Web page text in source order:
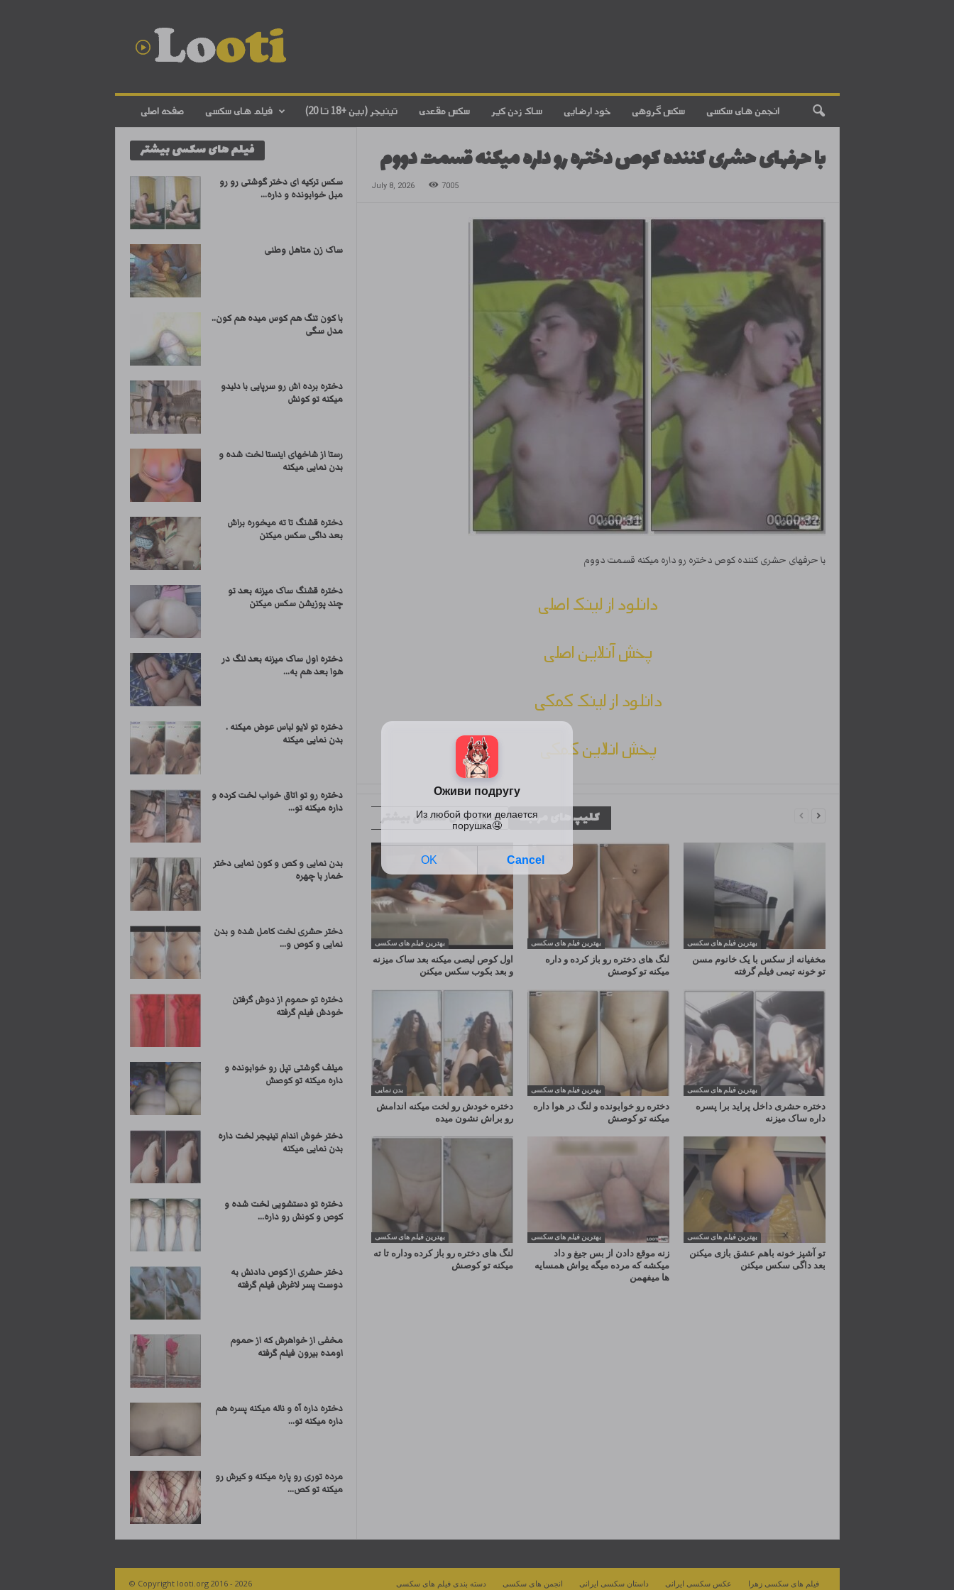
صفحه اصلی فیلم های سکسی تینیجر (بین +18 تا 20) سکس مقعدی ساک زدن کیر خود ارضایی سکس گروهی انجمن های سکسی
با حرفهای حشری کننده کوص دختره رو داره میکنه قسمت دووم
July 8, 2026 7005
با حرفهای حشری کننده کوص دختره رو داره میکنه قسمت دووم
دانلود از لینک اصلی
پخش آنلاین اصلی
دانلود از لینک کمکی
پخش انلاین کمکی
کلیپ های مرتبط کلیپ های سکسی بیشتر
بهترین فیلم های سکسی
اول کوص لیصی میکنه بعد ساک میزنه
و بعد بکوب سکس میکنن
بهترین فیلم های سکسی
لنگ های دختره رو باز کرده و داره
میکنه تو کوصش
بهترین فیلم های سکسی
مخفیانه از سکس با یک خانوم مسن
تو خونه تیمی فیلم گرفته
بدن نمایی
دختره خودش رو لخت میکنه اندامش
رو براش نشون میده
بهترین فیلم های سکسی
دختره رو خوابونده و لنگ در هوا داره
میکنه تو کوصش
بهترین فیلم های سکسی
دختره حشری داخل پراید برا پسره
داره ساک میزنه
بهترین فیلم های سکسی
لنگ های دختره رو باز کرده وداره تا ته
میکنه تو کوصش
بهترین فیلم های سکسی
زنه موقع دادن از بس جیغ و داد
میکشه که مرده میگه یواش همسایه
ها میفهمن
بهترین فیلم های سکسی
تو آشپز خونه باهم عشق بازی میکنن
بعد داگی سکس میکنن
فیلم های سکسی بیشتر
سکس ترکیه ای دختر گوشتی رو رو
مبل خوابونده و داره...
ساک زن متاهل وطنی
با کون تنگ هم کوس میده هم کون..
مدل سگی
دختره برده اش رو سرپایی با دلیدو
میکنه تو کونش
رستا از شاخهای اینستا لخت شده و
بدن نمایی میکنه
دختره قشنگ تا ته میخوره براش
بعد داگی سکس میکنن
دختره قشنگ ساک میزنه بعد تو
چند پوزیشن سکس میکنن
دختره اول ساک میزنه بعد لنگ در
هوا بعد هم به...
دختره تو لایو لباس عوض میکنه .
بدن نمایی میکنه
دختره رو تو اتاق خواب لخت کرده و
داره میکنه تو...
بدن نمایی و کص و کون نمایی دختر
خمار با چهره
دختر حشری لخت کامل شده و بدن
نمایی و کوص و...
دختره تو حموم از دوش گرفتن
خودش فیلم گرفته
میلف گوشتی تپل رو خوابونده و
داره میکنه تو کوصش
دختر خوش اندام تینیجر لخت داره
بدن نمایی میکنه
دختره تو دستشویی لخت شده و
کوص و کونش رو داره...
دختر حشری از کوص دادنش به
دوست پسر لاغرش فیلم گرفته
مخفی از خواهرش که از حموم
اومده بیرون فیلم گرفته
دختره داره آه و ناله میکنه پسره هم
داره میکنه تو...
مرده توری رو پاره میکنه و کیرش رو
میکنه تو کص...
دسته بندی فیلم های سکسی انجمن های سکسی داستان سکسی ایرانی عکس سکسی ایرانی فیلم های سکسی زهرا © Copyright looti.org 2016 - 2026